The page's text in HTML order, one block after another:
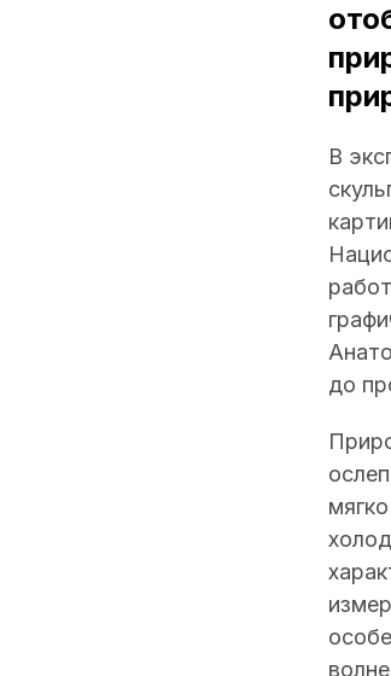
В
до